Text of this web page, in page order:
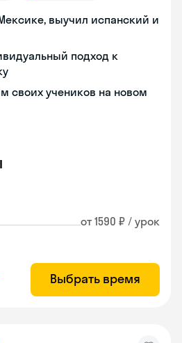
выучил испанский и
подход к
своих учеников на новом
от 1590 ₽ / урок
Выбрать время